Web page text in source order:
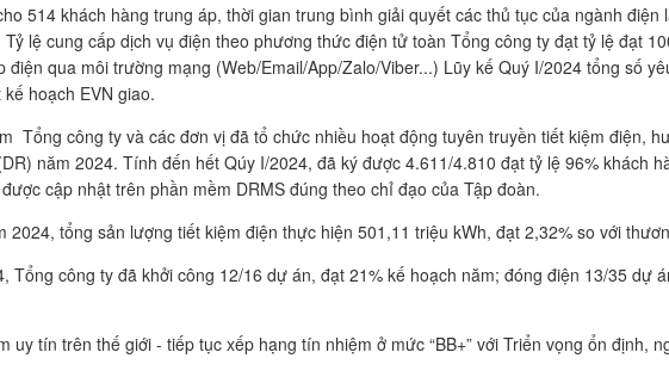
514 khách hàng trung áp, thời gian trung bình giải quyết các thủ tục của ngành điện
lệ cung cấp dịch vụ điện theo phương thức điện tử toàn Tổng công ty đạt tỷ lệ đạt
qua môi trường mạng (Web/Email/App/Zalo/Viber...) Lũy kế Quý I/2024 tổng số
hoạch EVN giao.
Tổng công ty và các đơn vị đã tổ chức nhiều hoạt động tuyên truyền tiết kiệm điện,
năm 2024. Tính đến hết Qúy I/2024, đã ký được 4.611/4.810 đạt tỷ lệ 96% khách
cập nhật trên phần mềm DRMS đúng theo chỉ đạo của Tập đoàn.
tổng sản lượng tiết kiệm điện thực hiện 501,11 triệu kWh, đạt 2,32% so với
công ty đã khởi công 12/16 dự án, đạt 21% kế hoạch năm; đóng điện 13/35 dự
tín trên thế giới - tiếp tục xếp hạng tín nhiệm ở mức “BB+” với Triển vọng ổn định,